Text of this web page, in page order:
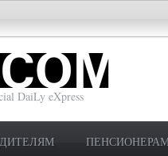
DaiLy eXpress